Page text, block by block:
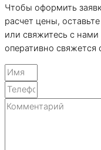
Чтобы оформить
расчет цены,
или свяжитесь с
оперативно свяжется